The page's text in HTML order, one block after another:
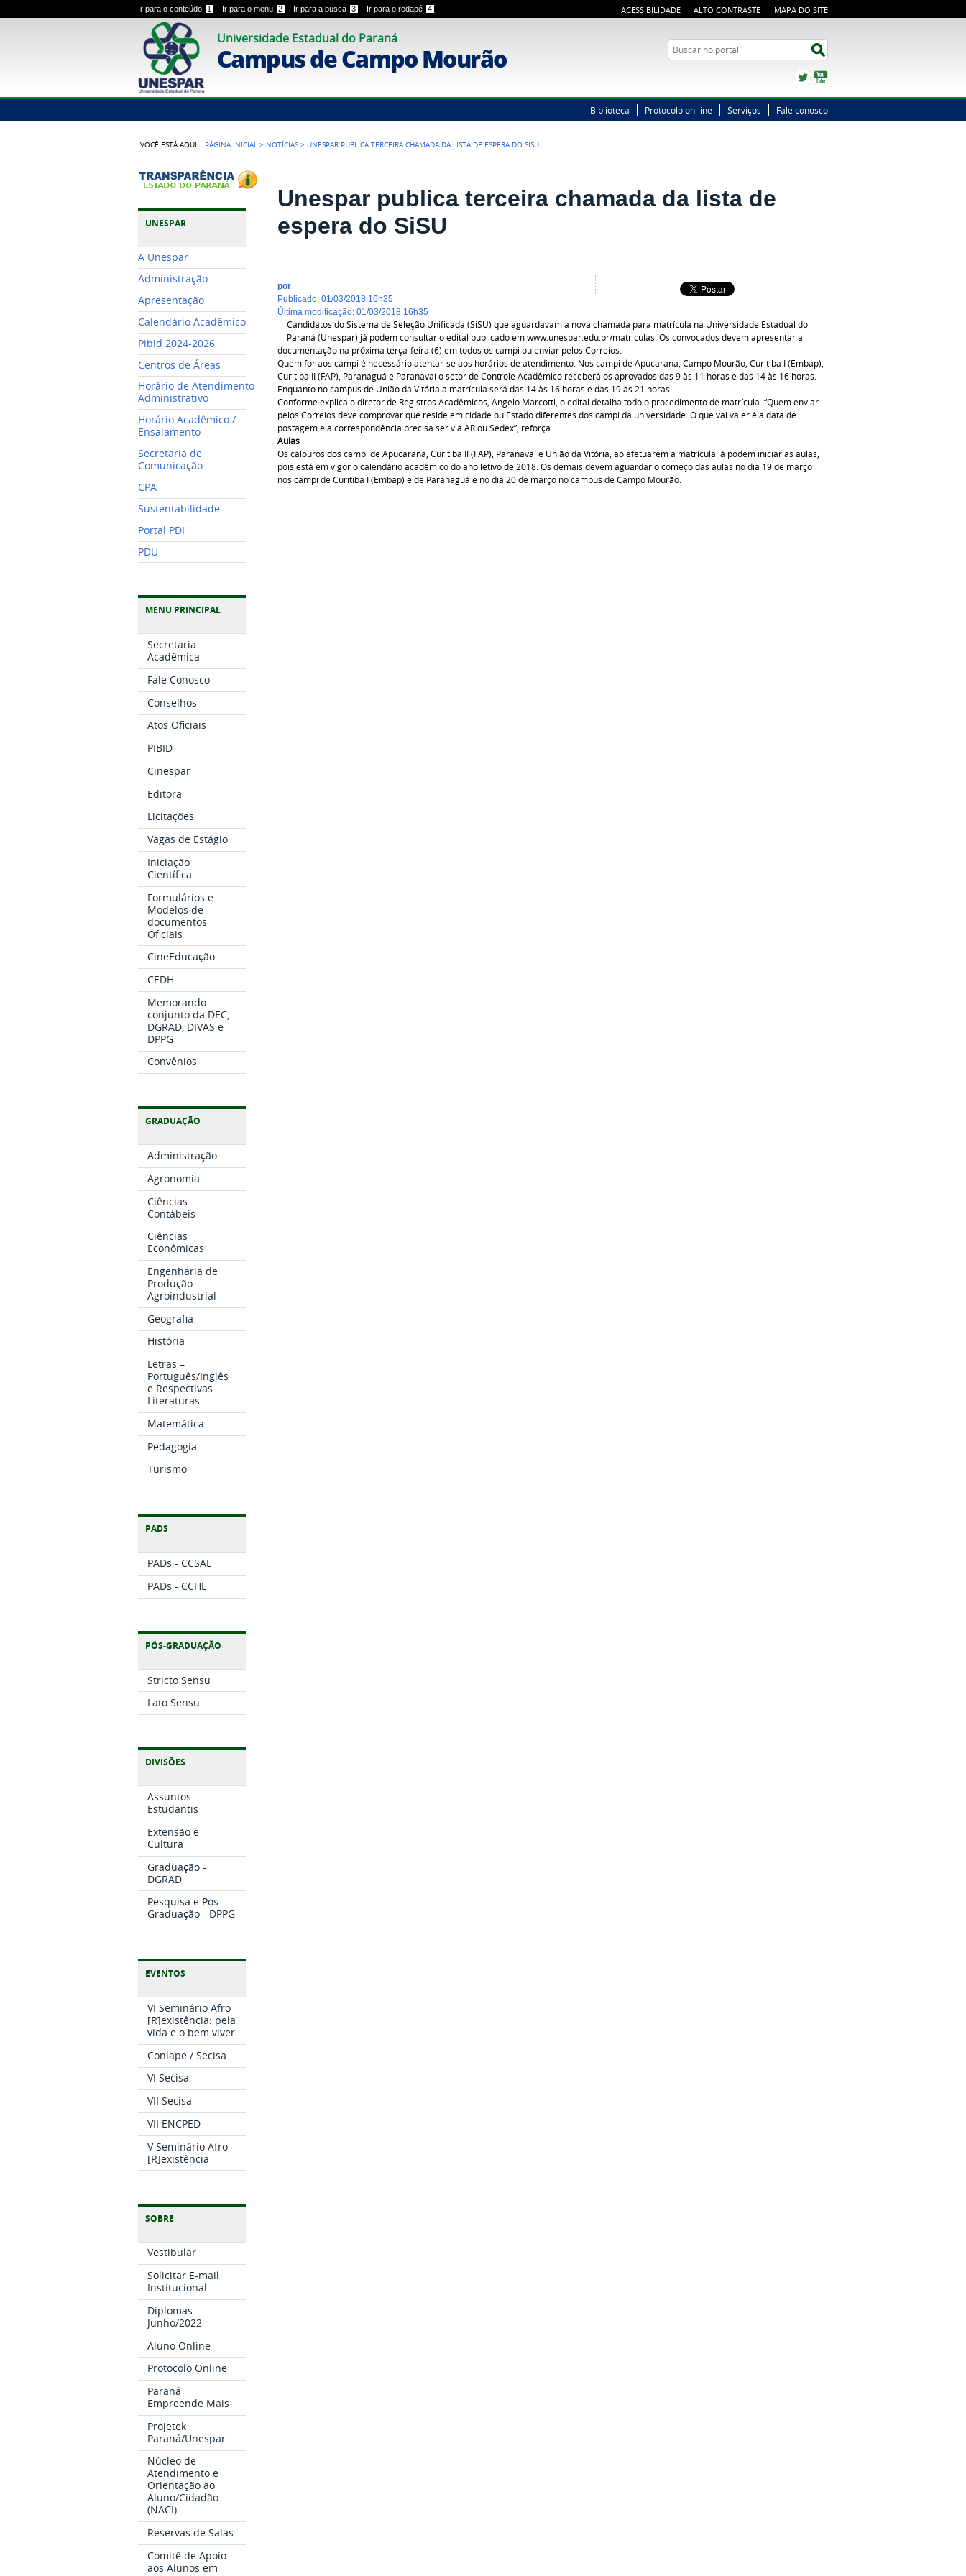
Ir para o conteúdo 1 Ir para o menu 2 Ir para a busca 3 Ir para o rodapé 4 ACESSIBILIDADE ALTO CONTRASTE MAPA DO SITE
Universidade Estadual do Paraná
Campus de Campo Mourão Busca
Twitter
Biblioteca Protocolo on-line Serviços Fale conosco
VOCÊ ESTÁ AQUI: PÁGINA INICIAL > NOTÍCIAS > UNESPAR PUBLICA TERCEIRA CHAMADA DA LISTA DE ESPERA DO SISU
UNESPAR
A Unespar
Administração
Apresentação
Calendário Acadêmico
Pibid 2024-2026
Centros de Áreas
Horário de Atendimento
Administrativo
Horário Acadêmico /
Ensalamento
Secretaria de
Comunicação
CPA
Sustentabilidade
Portal PDI
PDU
MENU PRINCIPAL
Secretaria
Acadêmica
Fale Conosco
Conselhos
Atos Oficiais
PIBID
Cinespar
Editora
Licitações
Vagas de Estágio
Iniciação
Científica
Formulários e
Modelos de
documentos
Oficiais
CineEducação
CEDH
Memorando
conjunto da DEC,
DGRAD, DIVAS e
DPPG
Convênios
GRADUAÇÃO
Administração
Agronomia
Ciências
Contábeis
Ciências
Econômicas
Engenharia de
Produção
Agroindustrial
Geografia
História
Letras –
Português/Inglês
e Respectivas
Literaturas
Matemática
Pedagogia
Turismo
PADS
PADs - CCSAE
PADs - CCHE
PÓS-GRADUAÇÃO
Stricto Sensu
Lato Sensu
DIVISÕES
Assuntos
Estudantis
Extensão e
Cultura
Graduação -
DGRAD
Pesquisa e Pós-
Graduação - DPPG
EVENTOS
VI Seminário Afro
[R]existência: pela
vida e o bem viver
Conlape / Secisa
VI Secisa
VII Secisa
VII ENCPED
V Seminário Afro
[R]existência
SOBRE
Vestibular
Solicitar E-mail
Institucional
Diplomas
Junho/2022
Aluno Online
Protocolo Online
Paraná
Empreende Mais
Projetek
Paraná/Unespar
Núcleo de
Atendimento e
Orientação ao
Aluno/Cidadão
(NACI)
Reservas de Salas
Comitê de Apoio
aos Alunos em
Unespar publica terceira chamada da lista de
espera do SiSU
por
publicado:01/03/2018 16h35
última modificação:01/03/2018 16h35
Candidatos do Sistema de Seleção Unificada (SiSU) que aguardavam a nova chamada para matrícula na Universidade Estadual do
Paraná (Unespar) já podem consultar o edital publicado em www.unespar.edu.br/matriculas. Os convocados devem apresentar a
documentação na próxima terça-feira (6) em todos os campi ou enviar pelos Correios.
Quem for aos campi é necessário atentar-se aos horários de atendimento. Nos campi de Apucarana, Campo Mourão, Curitiba I (Embap),
Curitiba II (FAP), Paranaguá e Paranavaí o setor de Controle Acadêmico receberá os aprovados das 9 às 11 horas e das 14 às 16 horas.
Enquanto no campus de União da Vitória a matrícula será das 14 às 16 horas e das 19 às 21 horas.
Conforme explica o diretor de Registros Acadêmicos, Angelo Marcotti, o edital detalha todo o procedimento de matrícula. “Quem enviar
pelos Correios deve comprovar que reside em cidade ou Estado diferentes dos campi da universidade. O que vai valer é a data de
postagem e a correspondência precisa ser via AR ou Sedex”, reforça.
Aulas
Os calouros dos campi de Apucarana, Curitiba II (FAP), Paranavaí e União da Vitória, ao efetuarem a matrícula já podem iniciar as aulas,
pois está em vigor o calendário acadêmico do ano letivo de 2018. Os demais devem aguardar o começo das aulas no dia 19 de março
nos campi de Curitiba I (Embap) e de Paranaguá e no dia 20 de março no campus de Campo Mourão.